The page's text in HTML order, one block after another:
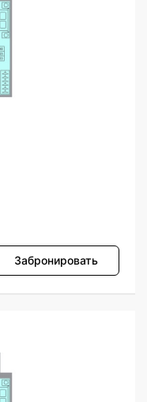
Забронировать